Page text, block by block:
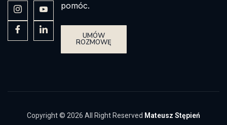
pomóc.
UMÓW
ROZMOWĘ
Copyright © 2026 All Right Reserved Mateusz Stępień